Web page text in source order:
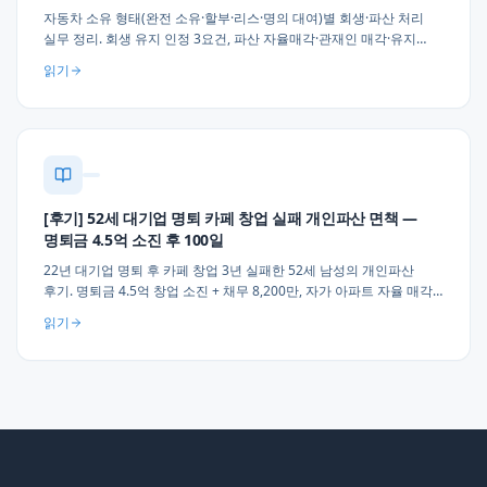
자동차 소유 형태(완전 소유·할부·리스·명의 대여)별 회생·파산 처리
실무 정리. 회생 유지 인정 3요건, 파산 자율매각·관재인 매각·유지
3가지 조언.
읽기
[후기] 52세 대기업 명퇴 카페 창업 실패 개인파산 면책 —
명퇴금 4.5억 소진 후 100일
22년 대기업 명퇴 후 카페 창업 3년 실패한 52세 남성의 개인파산
후기. 명퇴금 4.5억 창업 소진 + 채무 8,200만, 자가 아파트 자율 매각
(3개월 유예·30% 예비금·폐업 즉시 상담).
읽기